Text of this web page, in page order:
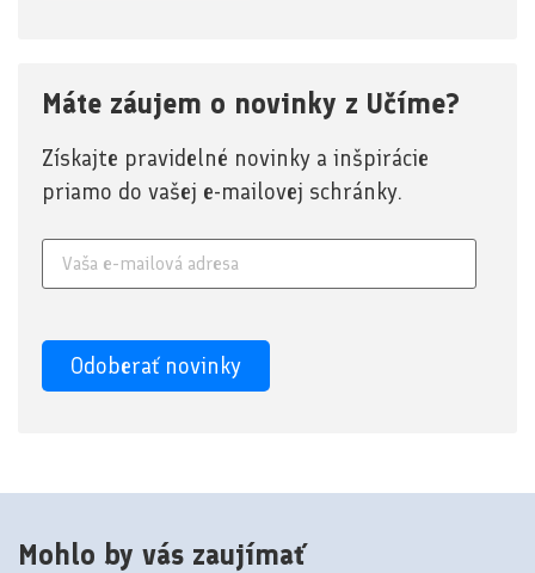
Máte záujem o novinky z Učíme?
Získajte pravidelné novinky a inšpirácie
priamo do vašej e-mailovej schránky.
Mohlo by vás zaujímať